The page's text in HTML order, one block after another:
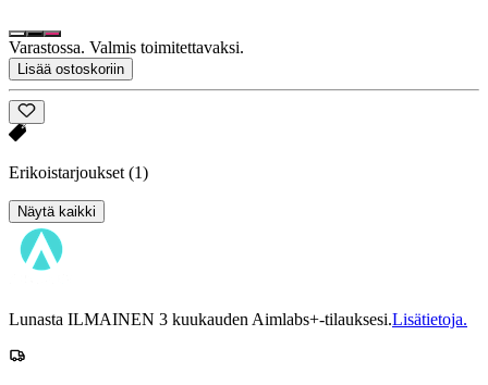
Varastossa. Valmis toimitettavaksi.
Lisää ostoskoriin
Erikoistarjoukset (1)
Näytä kaikki
Lunasta ILMAINEN 3 kuukauden Aimlabs+-tilauksesi.Lisätietoja.